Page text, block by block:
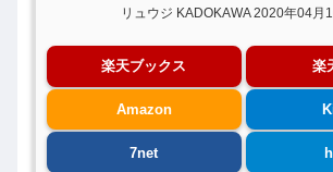
リュウジ KADOKAWA 2020年04月
楽天ブックス 楽
Amazon
7net